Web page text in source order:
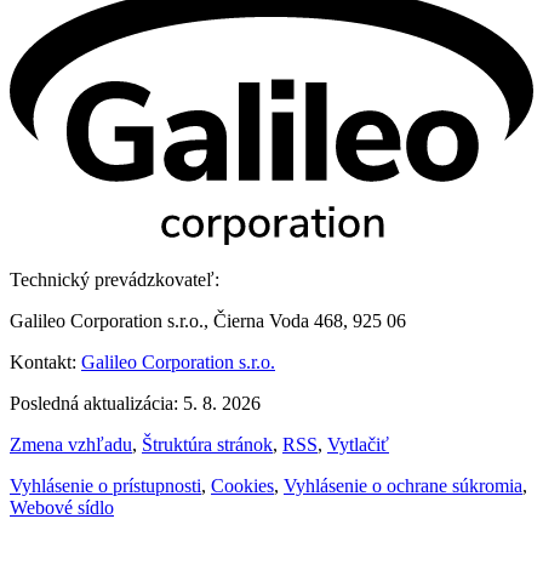
Technický prevádzkovateľ:
Galileo Corporation s.r.o., Čierna Voda 468, 925 06
Kontakt: Galileo Corporation s.r.o.
Posledná aktualizácia: 5. 8. 2026
Zmena vzhľadu, Štruktúra stránok, RSS, Vytlačiť
Vyhlásenie o prístupnosti, Cookies, Vyhlásenie o ochrane súkromia,
Webové sídlo